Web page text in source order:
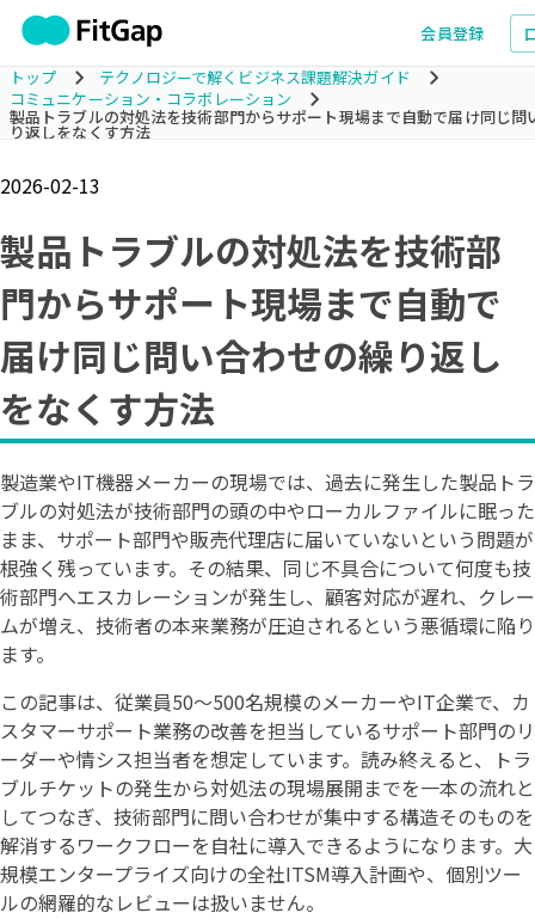
会員登録
トップ
テクノロジーで解くビジネス課題解決ガイド
コミュニケーション・コラボレーション
製品トラブルの対処法を技術部門からサポート現場まで自動で届け同じ問
り返しをなくす方法
2026-02-13
製品トラブルの対処法を技術部
門からサポート現場まで自動で
届け同じ問い合わせの繰り返し
をなくす方法
製造業やIT機器メーカーの現場では、過去に発生した製品トラ
ブルの対処法が技術部門の頭の中やローカルファイルに眠った
まま、サポート部門や販売代理店に届いていないという問題が
根強く残っています。その結果、同じ不具合について何度も技
術部門へエスカレーションが発生し、顧客対応が遅れ、クレー
ムが増え、技術者の本来業務が圧迫されるという悪循環に陥り
ます。
この記事は、従業員50〜500名規模のメーカーやIT企業で、カ
スタマーサポート業務の改善を担当しているサポート部門のリ
ーダーや情シス担当者を想定しています。読み終えると、トラ
ブルチケットの発生から対処法の現場展開までを一本の流れと
してつなぎ、技術部門に問い合わせが集中する構造そのものを
解消するワークフローを自社に導入できるようになります。大
規模エンタープライズ向けの全社ITSM導入計画や、個別ツー
ルの網羅的なレビューは扱いません。